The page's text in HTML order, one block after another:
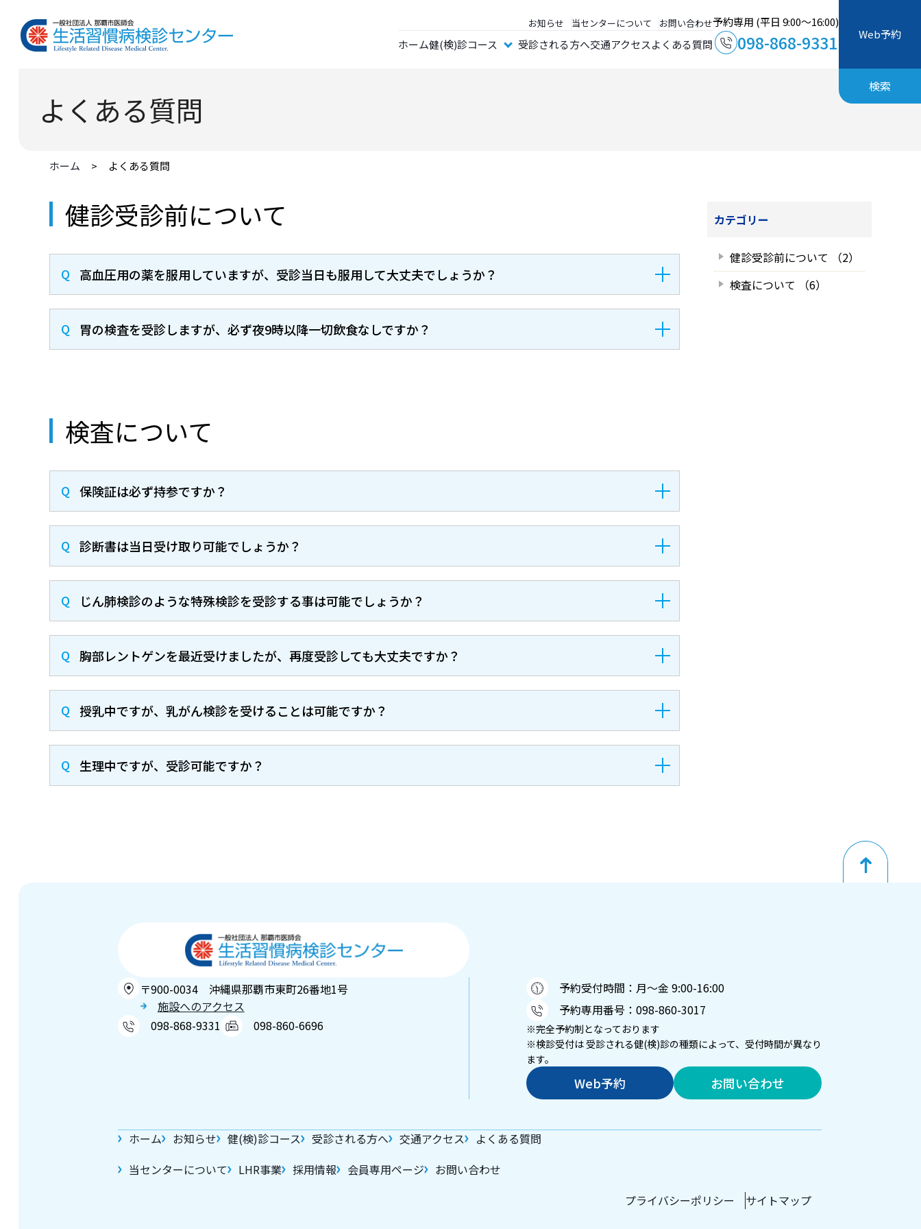
お知らせ 当センターについて お問い合わせ
ホーム健(検)診コース 受診される方へ交通アクセスよくある質問
予約専用 (平日 9:00～16:00)
098-868-9331 Web予約
検索
よくある質問
ホーム よくある質問
健診受診前について
高血圧用の薬を服用していますが、受診当日も服用して大丈夫でしょうか？
胃の検査を受診しますが、必ず夜9時以降一切飲食なしですか？
検査について
保険証は必ず持参ですか？
診断書は当日受け取り可能でしょうか？
じん肺検診のような特殊検診を受診する事は可能でしょうか？
胸部レントゲンを最近受けましたが、再度受診しても大丈夫ですか？
授乳中ですが、乳がん検診を受けることは可能ですか？
生理中ですが、受診可能ですか？
カテゴリー
健診受診前について （2）
検査について （6）
〒900-0034 沖縄県那覇市東町26番地1号
施設へのアクセス
098-868-9331
098-860-6696
予約受付時間：月～金 9:00-16:00
予約専用番号： 098-860-3017
※完全予約制となっております
※検診受付は 受診される健(検)診の種類によって、受付時間が異なり
ます。
Web予約 お問い合わせ
ホーム お知らせ 健(検)診コース 受診される方へ 交通アクセス
よくある質問
当センターについて
LHR事業 採用情報 会員専用ページ
お問い合わせ
プライバシーポリシー
サイトマップ